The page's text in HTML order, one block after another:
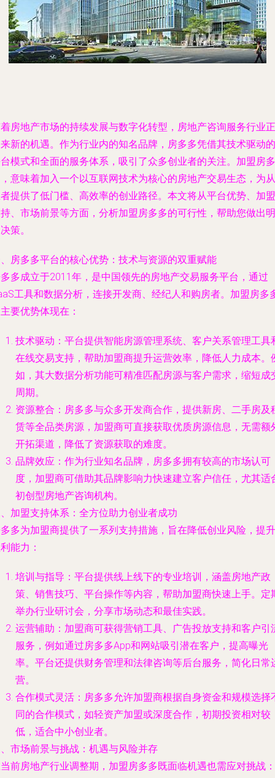
房地产市场的持续发展与数字化转型，房地产咨询服务行业正
新的机遇。作为行业内的知名品牌，房多多凭借其技术驱动的
模式和全面的服务体系，吸引了众多创业者的关注。加盟房多
意味着加入一个以互联网技术为核心的房地产交易生态，为从
提供了低门槛、高效率的创业路径。本文将从平台优势、加盟
、市场前景等方面，分析加盟房多多的可行性，帮助您做出明
策。
房多多平台的核心优势：技术与资源的双重赋能
多成立于2011年，是中国领先的房地产交易服务平台，通过
工具和数据分析，连接开发商、经纪人和购房者。加盟房多
要优势体现在：
技术驱动：平台提供智能房源管理系统、客户关系管理工具
在线交易支持，帮助加盟商提升运营效率，降低人力成本。
如，其大数据分析功能可精准匹配房源与客户需求，缩短成
周期。
资源整合：房多多与众多开发商合作，提供新房、二手房及
赁等全品类房源，加盟商可直接获取优质房源信息，无需额
开拓渠道，降低了资源获取的难度。
品牌效应：作为行业知名品牌，房多多拥有较高的市场认可
度，加盟商可借助其品牌影响力快速建立客户信任，尤其适
初创型房地产咨询机构。
加盟支持体系：全方位助力创业者成功
多为加盟商提供了一系列支持措施，旨在降低创业风险，提升
能力：
培训与指导：平台提供线上线下的专业培训，涵盖房地产政
策、销售技巧、平台操作等内容，帮助加盟商快速上手。定
举办行业研讨会，分享市场动态和最佳实践。
运营辅助：加盟商可获得营销工具、广告投放支持和客户引
服务，例如通过房多多App和网站吸引潜在客户，提高曝光
率。平台还提供财务管理和法律咨询等后台服务，简化日常
营。
合作模式灵活：房多多允许加盟商根据自身资金和规模选择
同的合作模式，如轻资产加盟或深度合作，初期投资相对较
低，适合中小创业者。
市场前景与挑战：机遇与风险并存
前房地产行业调整期，加盟房多多既面临机遇也需应对挑战：